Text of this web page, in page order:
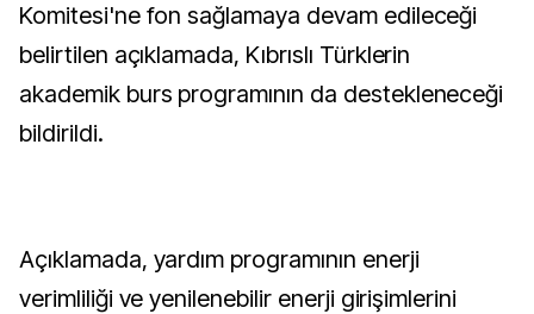
Komitesi'ne fon sağlamaya devam edileceği
belirtilen açıklamada, Kıbrıslı Türklerin
akademik burs programının da destekleneceği
bildirildi.
Açıklamada, yardım programının enerji
verimliliği ve yenilenebilir enerji girişimlerini